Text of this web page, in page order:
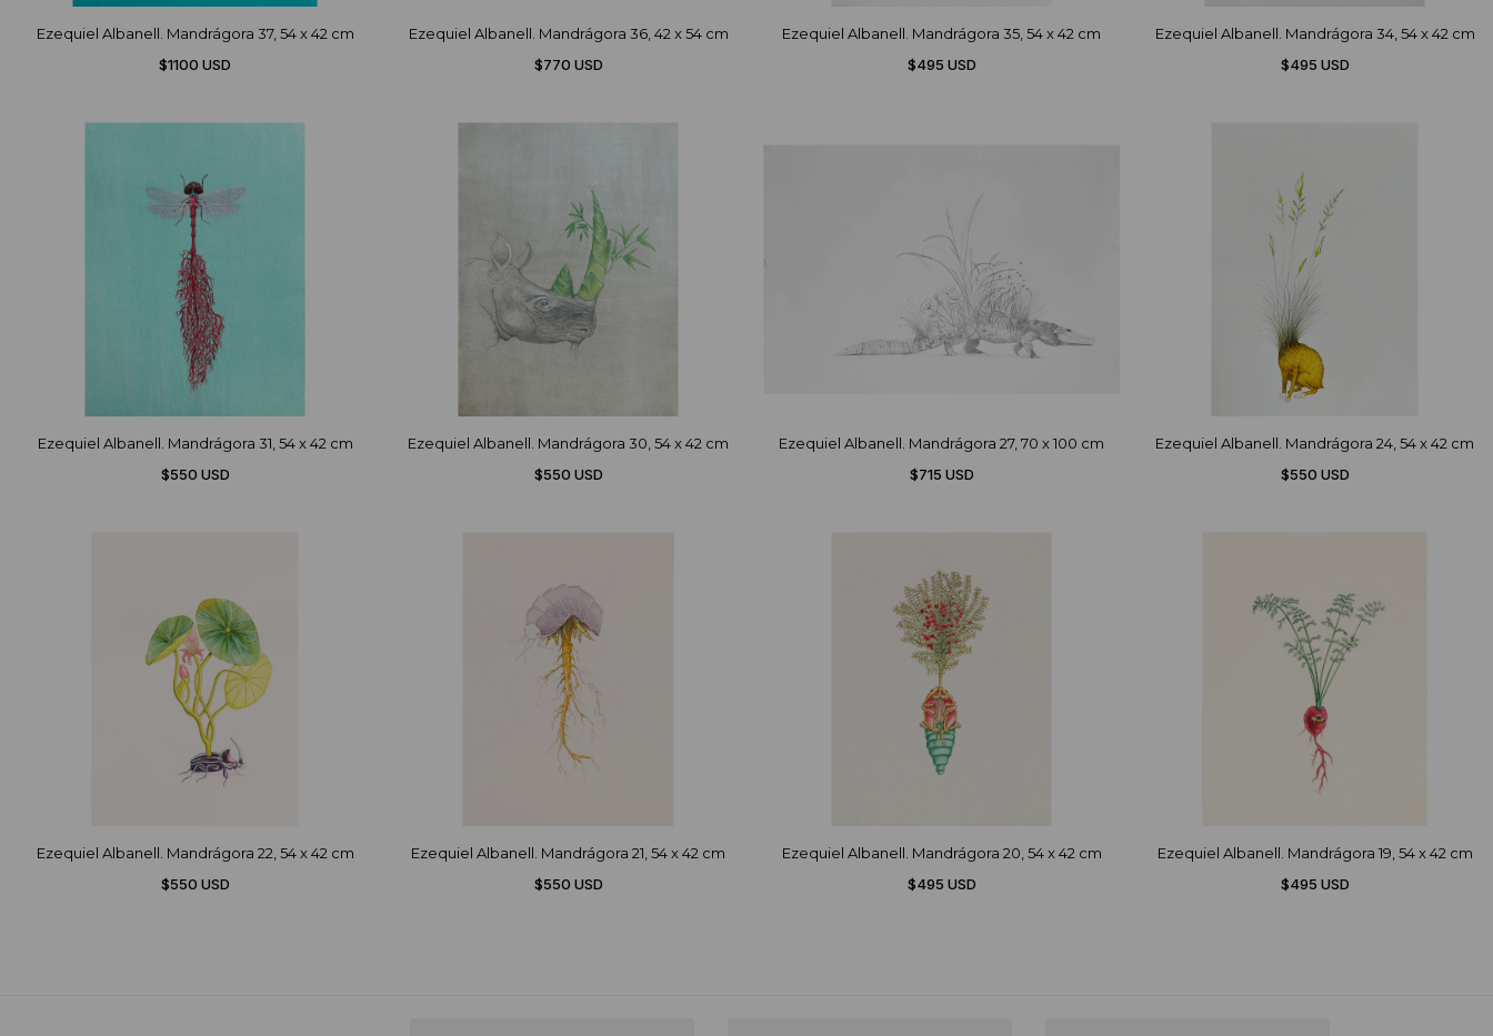
Ezequiel Albanell. Mandrágora 37, 54 x 42 cm
$1100 USD
Ezequiel Albanell. Mandrágora 36, 42 x 54 cm
$770 USD
Ezequiel Albanell. Mandrágora 35, 54 x 42 cm
$495 USD
Ezequiel Albanell. Mandrágora 34, 54 x 42 cm
$495 USD
Ezequiel Albanell. Mandrágora 31, 54 x 42 cm
$550 USD
Ezequiel Albanell. Mandrágora 30, 54 x 42 cm
$550 USD
Ezequiel Albanell. Mandrágora 27, 70 x 100 cm
$715 USD
Ezequiel Albanell. Mandrágora 24, 54 x 42 cm
$550 USD
Ezequiel Albanell. Mandrágora 22, 54 x 42 cm
$550 USD
Ezequiel Albanell. Mandrágora 21, 54 x 42 cm
$550 USD
Ezequiel Albanell. Mandrágora 20, 54 x 42 cm
$495 USD
Ezequiel Albanell. Mandrágora 19, 54 x 42 cm
$495 USD